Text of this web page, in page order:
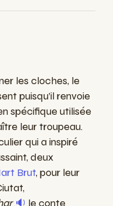
les cloches, le
puisqu’il renvoie
spécifique utilisée
leur troupeau.
qui a inspiré
deux
Brut, pour leur
🔉 le conte